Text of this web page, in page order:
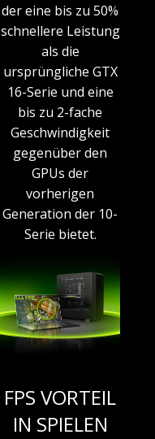
der eine bis zu 50%
schnellere Leistung
als die
ursprüngliche GTX
16-Serie und eine
bis zu 2-fache
Geschwindigkeit
gegenüber den
GPUs der
vorherigen
Generation der 10-
Serie bietet.
FPS VORTEIL
IN SPIELEN